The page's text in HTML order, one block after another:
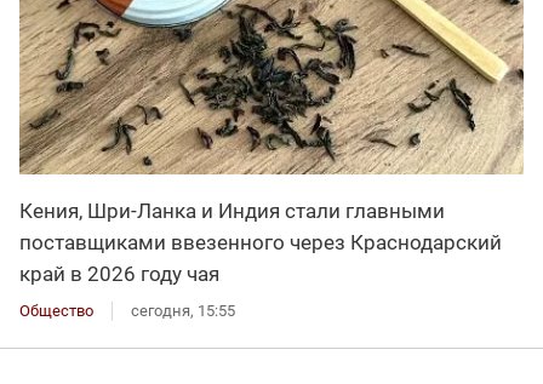
Кения, Шри-Ланка и Индия стали главными
поставщиками ввезенного через Краснодарский
край в 2026 году чая
Общество сегодня, 15:55